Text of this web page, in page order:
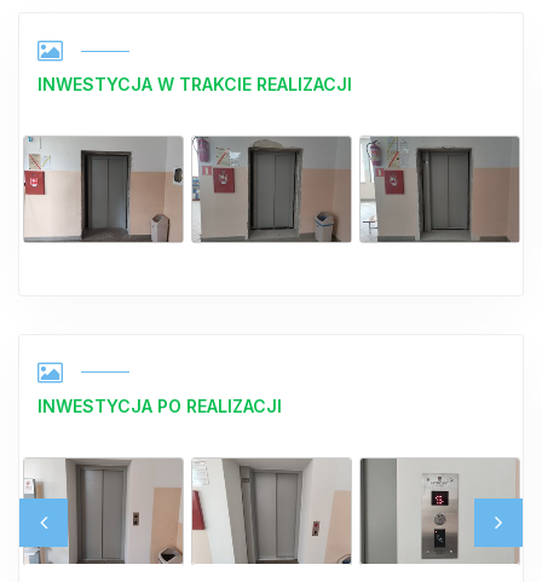
INWESTYCJA W TRAKCIE REALIZACJI
INWESTYCJA PO REALIZACJI